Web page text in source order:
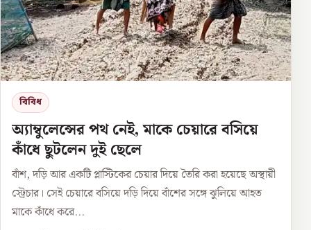
বিবিধ
অ্যাম্বুলেন্সের পথ নেই, মাকে চেয়ারে বসিয়ে
কাঁধে ছুটলেন দুই ছেলে
বাঁশ, দড়ি আর একটি প্লাস্টিকের চেয়ার দিয়ে তৈরি করা হয়েছে অস্থায়ী
স্ট্রেচার। সেই চেয়ারে বসিয়ে দড়ি দিয়ে বাঁশের সঙ্গে ঝুলিয়ে আহত
মাকে কাঁধে করে...